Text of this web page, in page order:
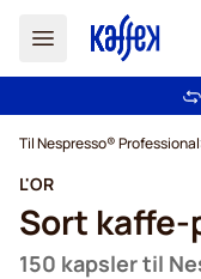
Til Nespresso® Professional
L'OR
Sort kaffe-
150 kapsler til